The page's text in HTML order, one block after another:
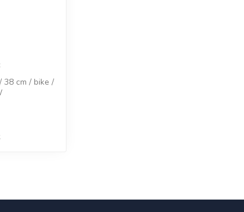
38 cm / bike /